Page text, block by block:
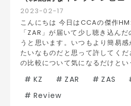
2023-02-17
こんにちは 今日はCCAの傑作
「ZAR」が届いて少し聴き込ん
うと思います。いつもより簡易
たいなものだと思って許してく
の比較について気になるだけと
# KZ # ZAR # ZAS
# Review